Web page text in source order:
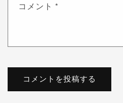
コメント *